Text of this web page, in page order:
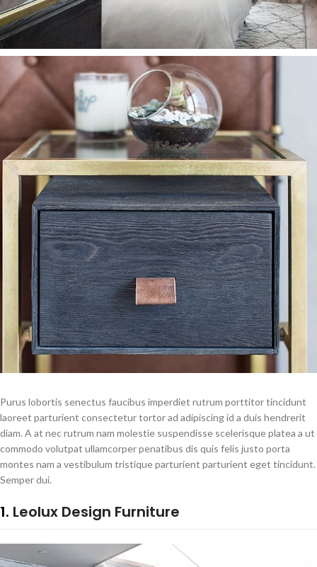
Purus lobortis senectus faucibus imperdiet rutrum porttitor tincidunt
laoreet parturient consectetur tortor ad adipiscing id a duis hendrerit
diam. A at nec rutrum nam molestie suspendisse scelerisque platea a ut
commodo volutpat ullamcorper penatibus dis quis felis justo porta
montes nam a vestibulum tristique parturient parturient eget tincidunt.
Semper dui.
1. Leolux Design Furniture